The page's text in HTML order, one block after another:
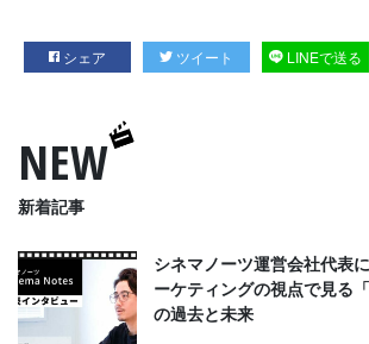
シェア ツイート LINEで送る
NEW
新着記事
シネマノーツ運営会社代表
ーケティングの視点で見る
の過去と未来